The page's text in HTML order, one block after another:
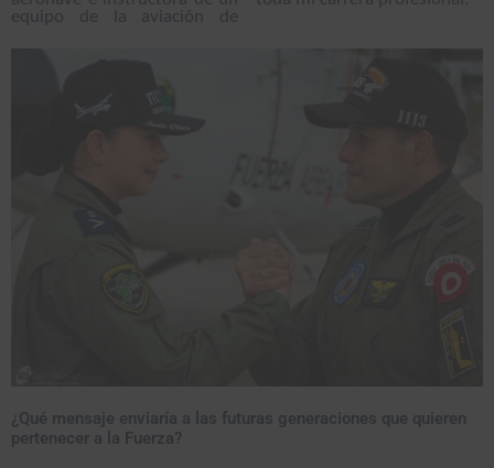
equipo de la aviación de
¿Qué mensaje enviaría a las futuras generaciones que quieren
pertenecer a la Fuerza?